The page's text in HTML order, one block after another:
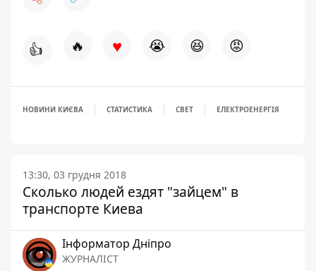
👍 🔥 ♥ 😭 😆 😡
НОВИНИ КИЄВА СТАТИСТИКА СВЕТ ЕЛЕКТРОЕНЕРГІЯ
13:30, 03 грудня 2018
Сколько людей ездят "зайцем" в
транспорте Киева
Інформатор Дніпро
ЖУРНАЛІСТ